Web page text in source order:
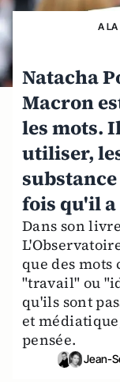
A LA
Natacha
Macron
les mots.
utiliser,
fois qu'il
Dans son
que des mots
"travail" ou
qu'ils sont
et
pensée.
Jean-